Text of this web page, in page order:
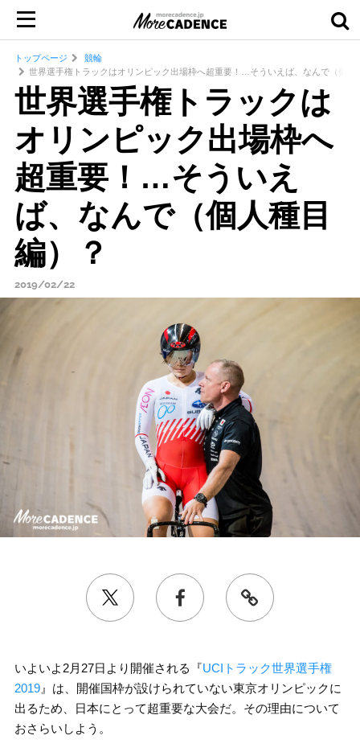
トップページ
競輪
世界選手権トラックはオリンピック出場枠へ超重要！…そういえば、なんで（個人
世界選手権トラックは
オリンピック出場枠へ
超重要！…そういえ
ば、なんで（個人種目
編）？
2019/02/22
いよいよ2月27日より開催される『UCIトラック世界選手権
2019』は、開催国枠が設けられていない東京オリンピックに
出るため、日本にとって超重要な大会だ。その理由について
おさらいしよう。